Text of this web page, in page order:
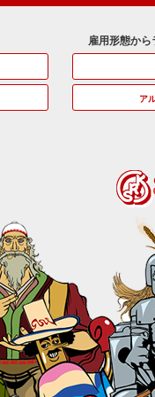
雇用形態か
ア